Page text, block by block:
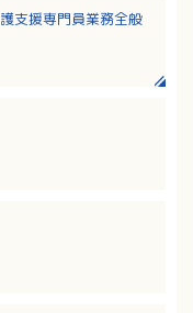
支援専門員業務全般
り）